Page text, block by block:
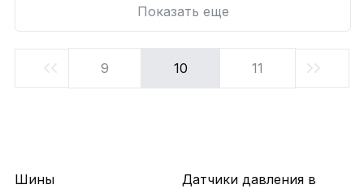
Показать еще
9 10 11
Шины
Датчики давления в